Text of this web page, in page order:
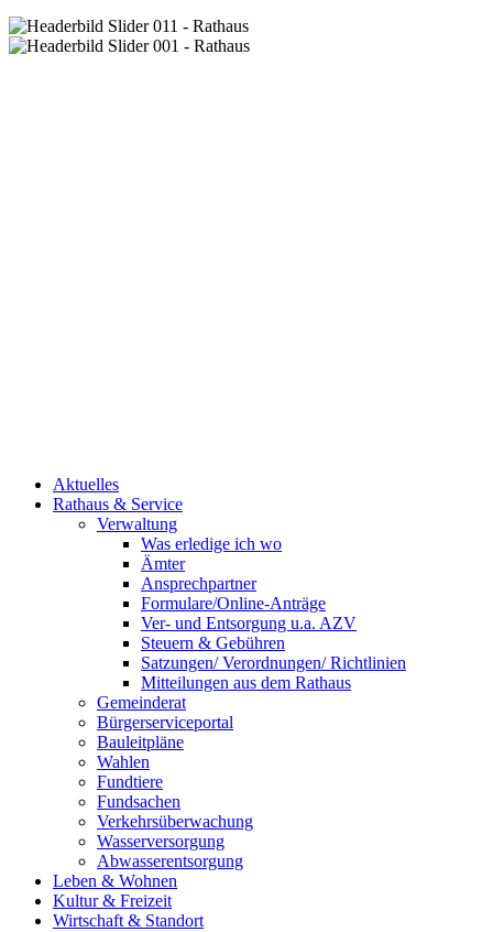
Aktuelles
Rathaus & Service
Verwaltung
Was erledige ich wo
Ämter
Ansprechpartner
Formulare/Online-Anträge
Ver- und Entsorgung u.a. AZV
Steuern & Gebühren
Satzungen/ Verordnungen/ Richtlinien
Mitteilungen aus dem Rathaus
Gemeinderat
Bürgerserviceportal
Bauleitpläne
Wahlen
Fundtiere
Fundsachen
Verkehrsüberwachung
Wasserversorgung
Abwasserentsorgung
Leben & Wohnen
Kultur & Freizeit
Wirtschaft & Standort